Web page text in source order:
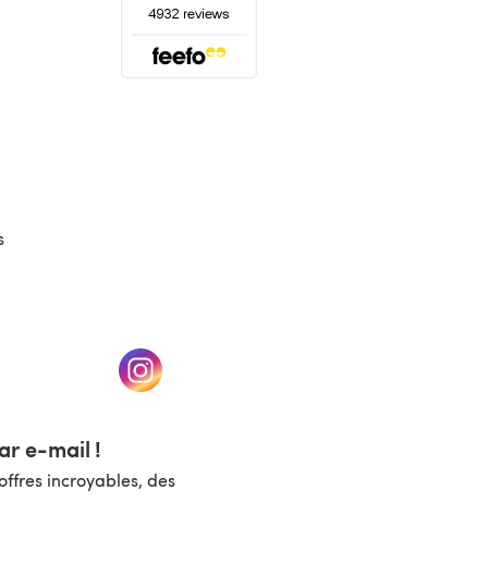
nouvel onglet) (s'ouvre dans un nouvel onglet)
e-mail !
incroyables, des